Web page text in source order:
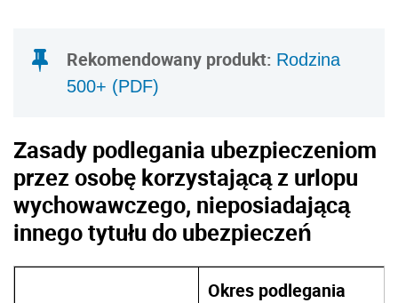
Rekomendowany produkt: Rodzina
500+ (PDF)
Zasady podlegania ubezpieczeniom
przez osobę korzystającą z urlopu
wychowawczego, nieposiadającą
innego tytułu do ubezpieczeń
Okres podlegania